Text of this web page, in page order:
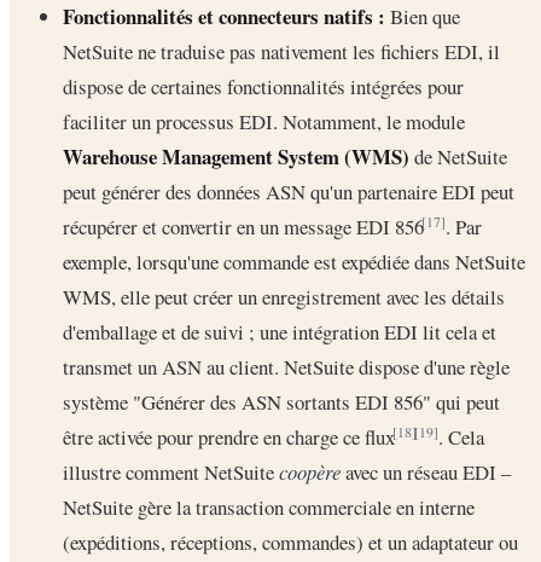
Fonctionnalités et connecteurs natifs : Bien que
NetSuite ne traduise pas nativement les fichiers EDI, il
dispose de certaines fonctionnalités intégrées pour
faciliter un processus EDI. Notamment, le module
Warehouse Management System (WMS) de NetSuite
peut générer des données ASN qu'un partenaire EDI peut
récupérer et convertir en un message EDI 856[17]. Par
exemple, lorsqu'une commande est expédiée dans NetSuite
WMS, elle peut créer un enregistrement avec les détails
d'emballage et de suivi ; une intégration EDI lit cela et
transmet un ASN au client. NetSuite dispose d'une règle
système "Générer des ASN sortants EDI 856" qui peut
être activée pour prendre en charge ce flux[18][19]. Cela
illustre comment NetSuitecoopèreavec un réseau EDI –
NetSuite gère la transaction commerciale en interne
(expéditions, réceptions, commandes) et un adaptateur ou